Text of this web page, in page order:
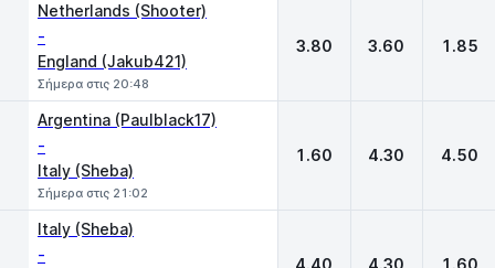
Netherlands (Shooter)
-
England (Jakub421)
Σήμερα στις 20:48
3.80 3.60 1.85
Argentina (Paulblack17)
-
Italy (Sheba)
Σήμερα στις 21:02
1.60 4.30 4.50
Italy (Sheba)
- 4.40 4.30 1.60